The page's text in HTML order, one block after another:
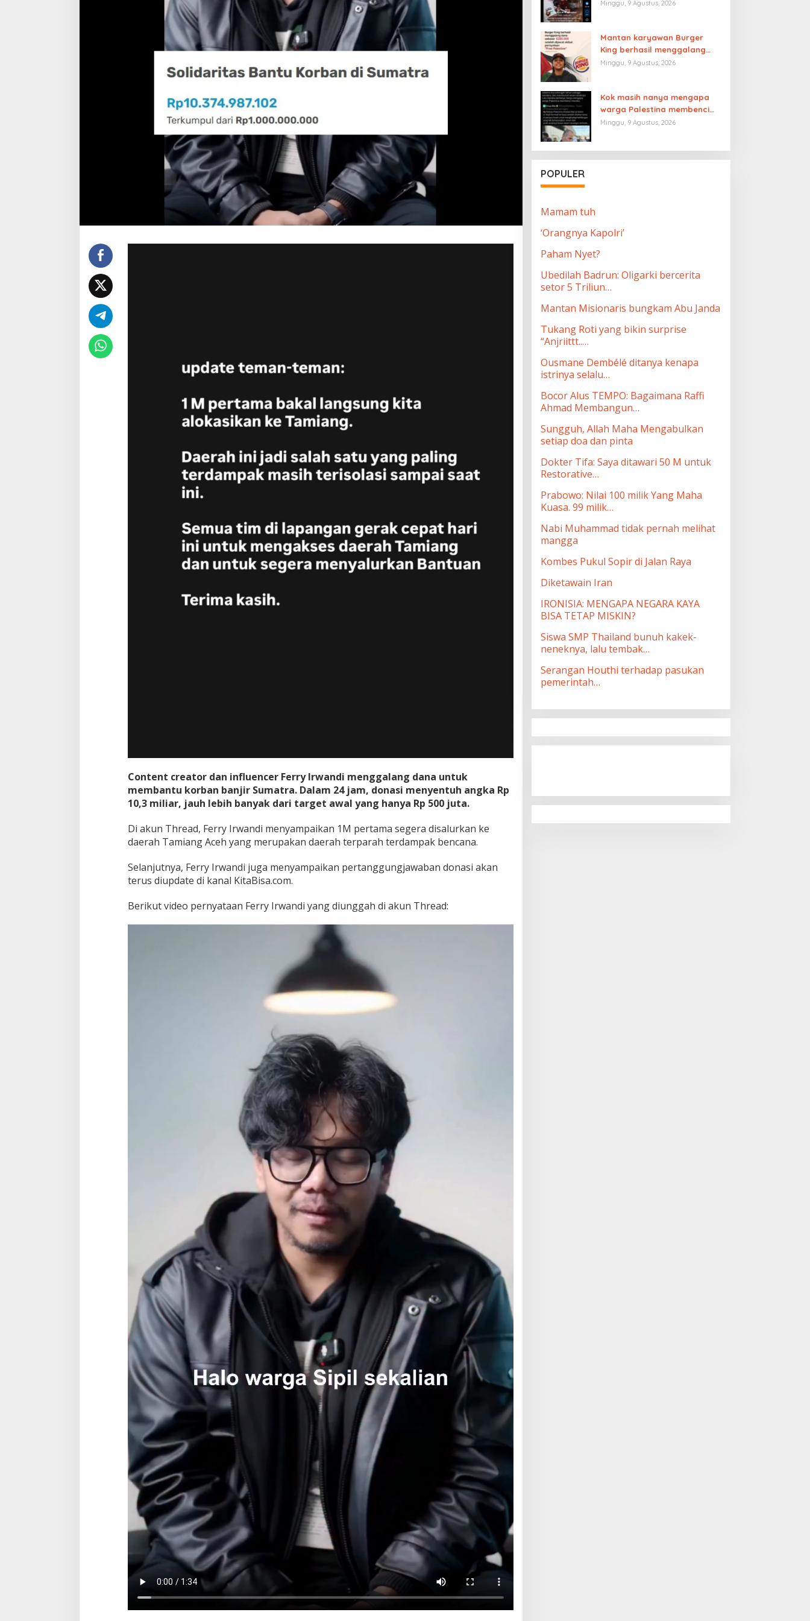
Content creator dan influencer Ferry Irwandi menggalang dana untuk
membantu korban banjir Sumatra. Dalam 24 jam, donasi menyentuh angka Rp
10,3 miliar, jauh lebih banyak dari target awal yang hanya Rp 500 juta.
Di akun Thread, Ferry Irwandi menyampaikan 1M pertama segera disalurkan ke
daerah Tamiang Aceh yang merupakan daerah terparah terdampak bencana.
Selanjutnya, Ferry Irwandi juga menyampaikan pertanggungjawaban donasi akan
terus diupdate di kanal KitaBisa.com.
Berikut video pernyataan Ferry Irwandi yang diunggah di akun Thread:
Minggu, 9 Agustus, 2026
Mantan karyawan Burger
King berhasil menggalang
dana $200.000 lebih setelah
Minggu, 9 Agustus, 2026
Kok masih nanya mengapa
warga Palestina membenci
Israel
Minggu, 9 Agustus, 2026
POPULER
Mamam tuh
‘Orangnya Kapolri’
Paham Nyet?
Ubedilah Badrun: Oligarki bercerita
setor 5 Triliun…
Mantan Misionaris bungkam Abu Janda
Tukang Roti yang bikin surprise
“Anjriittt..…
Ousmane Dembélé ditanya kenapa
istrinya selalu…
Bocor Alus TEMPO: Bagaimana Raffi
Ahmad Membangun…
Sungguh, Allah Maha Mengabulkan
setiap doa dan pinta
Dokter Tifa: Saya ditawari 50 M untuk
Restorative…
Prabowo: Nilai 100 milik Yang Maha
Kuasa. 99 milik…
Nabi Muhammad tidak pernah melihat
mangga
Kombes Pukul Sopir di Jalan Raya
Diketawain Iran
IRONISIA: MENGAPA NEGARA KAYA
BISA TETAP MISKIN?
Siswa SMP Thailand bunuh kakek-
neneknya, lalu tembak…
Serangan Houthi terhadap pasukan
pemerintah…